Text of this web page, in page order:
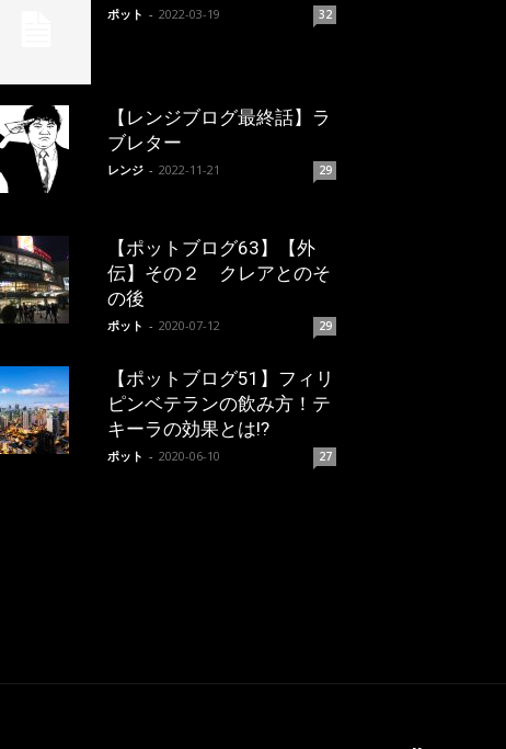
ポット - 2022-03-19 32
【レンジブログ最終話】ラ
ブレター
レンジ - 2022-11-21 29
【ポットブログ63】【外
伝】その２ クレアとのそ
の後
ポット - 2020-07-12 29
【ポットブログ51】フィリ
ピンベテランの飲み方！テ
キーラの効果とは!?
ポット - 2020-06-10 27